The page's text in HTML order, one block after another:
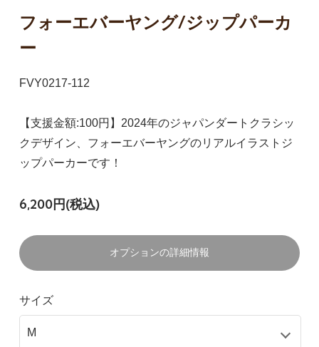
フォーエバーヤング/ジップパーカ
ー
FVY0217-112
【支援金額:100円】2024年のジャパンダートクラシッ
クデザイン、フォーエバーヤングのリアルイラストジ
ップパーカーです！
6,200円(税込)
オプションの詳細情報
サイズ